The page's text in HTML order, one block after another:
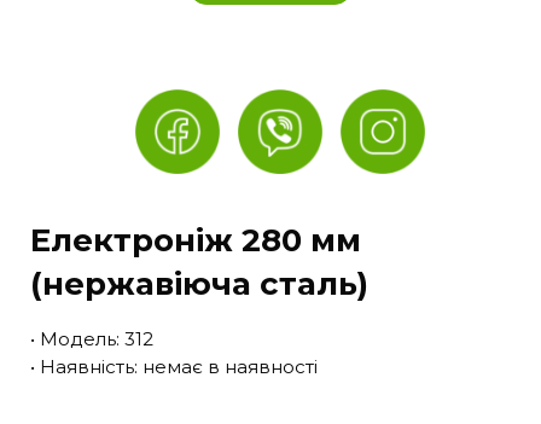
Електроніж 280 мм
(нержавіюча сталь)
• Модель: 312
• Наявність: немає в наявності